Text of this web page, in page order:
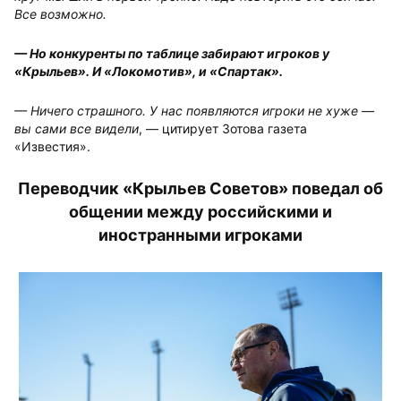
Все возможно.
— Но конкуренты по таблице забирают игроков у
«Крыльев». И «Локомотив», и «Спартак».
— Ничего страшного. У нас появляются игроки не хуже —
вы сами все видели, — цитирует Зотова газета
«Известия».
Переводчик «Крыльев Советов» поведал об
общении между российскими и
иностранными игроками